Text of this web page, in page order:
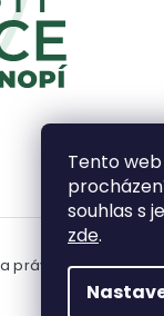
Tento
souhlas s
zde.
práva vyhrazena.